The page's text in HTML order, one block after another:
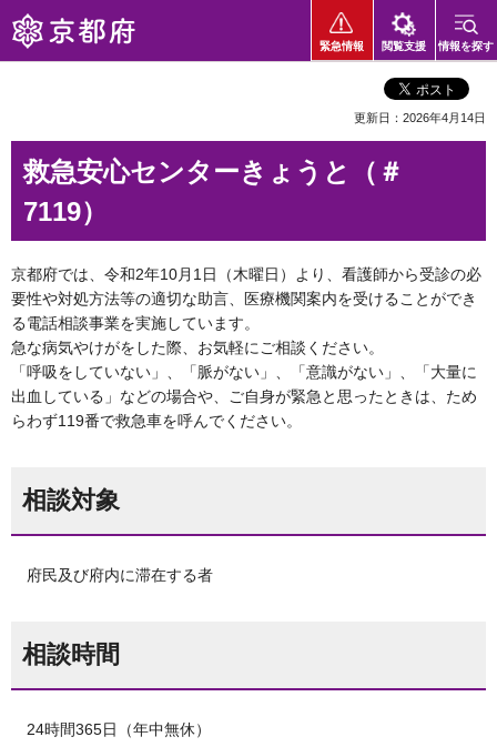
京都府
緊急情報 閲覧支援 情報を探す
更新日：2026年4月14日
救急安心センターきょうと（＃
7119）
京都府では、令和2年10月1日（木曜日）より、看護師から受診の必
要性や対処方法等の適切な助言、医療機関案内を受けることができ
る電話相談事業を実施しています。
急な病気やけがをした際、お気軽にご相談ください。
「呼吸をしていない」、「脈がない」、「意識がない」、「大量に
出血している」などの場合や、ご自身が緊急と思ったときは、ため
らわず119番で救急車を呼んでください。
相談対象
府民及び府内に滞在する者
相談時間
24時間365日（年中無休）